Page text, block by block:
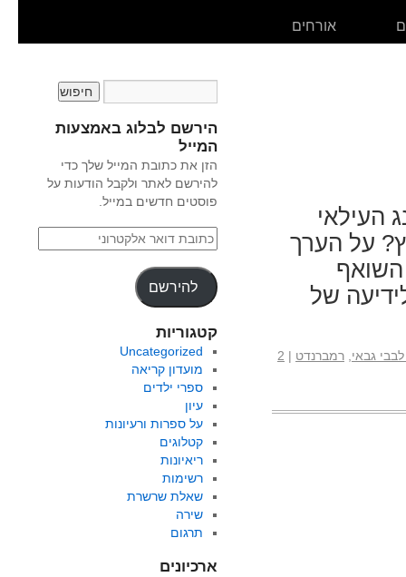
אורחים
העילאי
על הערך
של
גבאי רמברנדט |
2
הירשם לבלוג באמצעות
המייל
הזן את כתובת המייל שלך כדי
להירשם לאתר ולקבל הודעות על
פוסטים חדשים במייל.
להירשם
קטגוריות
Uncategorized
מועדון קריאה
ספרי ילדים
עיון
על ספרות ורעיונות
קטלוגים
ריאיונות
רשימות
שאלת שרשרת
שירה
תרגום
ארכיונים